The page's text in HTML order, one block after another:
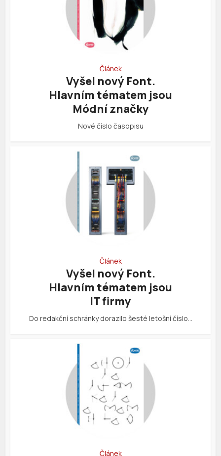
Článek
Vyšel nový Font.
Hlavním tématem jsou
Módní značky
Nové číslo časopisu
Článek
Vyšel nový Font.
Hlavním tématem jsou
IT firmy
Do redakční schránky dorazilo šesté letošní číslo…
Článek